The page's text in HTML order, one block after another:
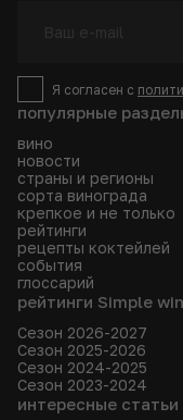
популярные
вино
новости
страны и регионы
сорта винограда
крепкое и не только
рейтинги
рецепты коктейлей
события
глоссарий
рейтинги Simple
Сезон 2026-2027
Сезон 2025-2026
Сезон 2024-2025
Сезон 2023-2024
интересные статьи
Я согласен с